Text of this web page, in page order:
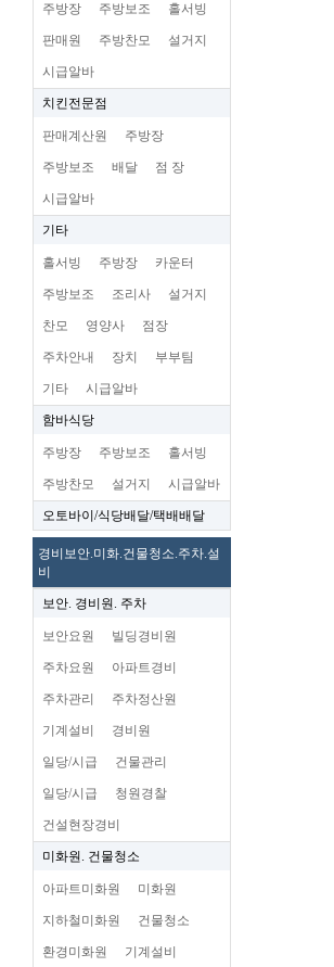
주방장 주방보조 홀서빙
판매원 주방찬모 설거지
시급알바
치킨전문점
판매계산원 주방장
주방보조 배달 점 장
시급알바
기타
홀서빙 주방장 카운터
주방보조 조리사 설거지
찬모 영양사 점장
주차안내 장치 부부팀
기타 시급알바
함바식당
주방장 주방보조 홀서빙
주방찬모 설거지 시급알바
오토바이/식당배달/택배배달
경비보안.미화.건물청소.주차.설
비
보안. 경비원. 주차
보안요원 빌딩경비원
주차요원 아파트경비
주차관리 주차정산원
기계설비 경비원
일당/시급 건물관리
일당/시급 청원경찰
건설현장경비
미화원. 건물청소
아파트미화원 미화원
지하철미화원 건물청소
환경미화원 기계설비